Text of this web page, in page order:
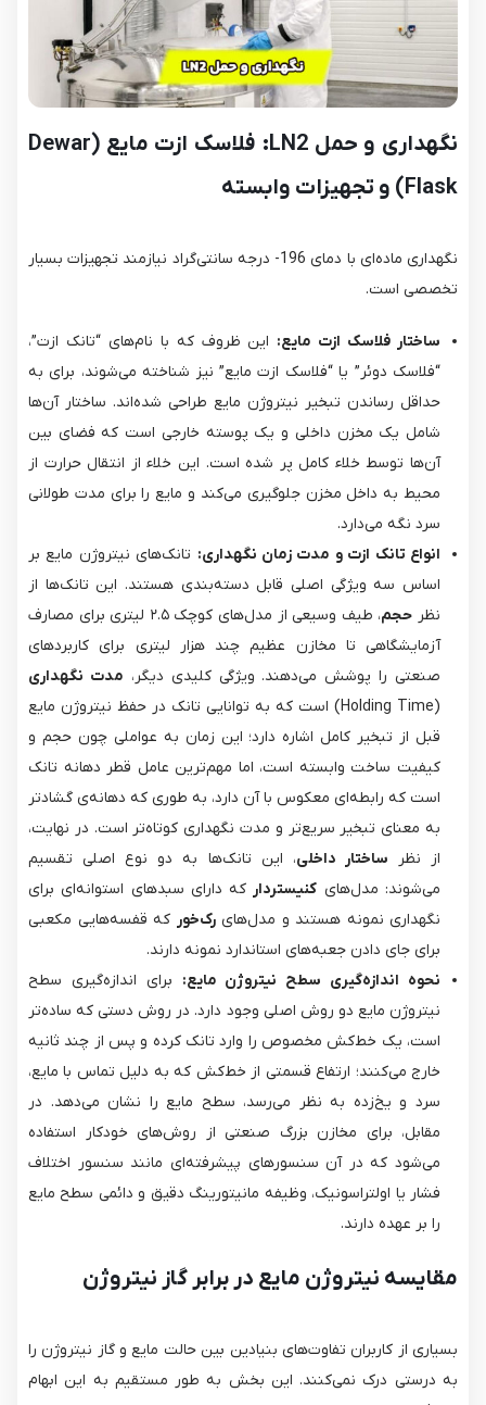
نگهداری و حمل LN2: فلاسک ازت مایع (Dewar
Flask) و تجهیزات وابسته
نگهداری ماده‌ای با دمای 196- درجه سانتی‌گراد نیازمند تجهیزات بسیار
تخصصی است.
ساختار فلاسک ازت مایع: این ظروف که با نام‌های “تانک ازت”،
“فلاسک دوئر” یا “فلاسک ازت مایع” نیز شناخته می‌شوند، برای به
حداقل رساندن تبخیر نیتروژن مایع طراحی شده‌اند. ساختار آن‌ها
شامل یک مخزن داخلی و یک پوسته خارجی است که فضای بین
آن‌ها توسط خلاء کامل پر شده است. این خلاء از انتقال حرارت از
محیط به داخل مخزن جلوگیری می‌کند و مایع را برای مدت طولانی
سرد نگه می‌دارد.
انواع تانک ازت و مدت زمان نگهداری: تانک‌های نیتروژن مایع بر
اساس سه ویژگی اصلی قابل دسته‌بندی هستند. این تانک‌ها از
نظر حجم
، طیف وسیعی از مدل‌های کوچک ۲.۵ لیتری برای مصارف
آزمایشگاهی تا مخازن عظیم چند هزار لیتری برای کاربردهای
صنعتی را پوشش می‌دهند. ویژگی کلیدی دیگر، مدت نگهداری
(Holding Time) است که به توانایی تانک در حفظ نیتروژن مایع
قبل از تبخیر کامل اشاره دارد؛ این زمان به عواملی چون حجم و
کیفیت ساخت وابسته است، اما مهم‌ترین عامل قطر دهانه تانک
است که رابطه‌ای معکوس با آن دارد، به طوری که دهانه‌ی گشادتر
به معنای تبخیر سریع‌تر و مدت نگهداری کوتاه‌تر است. در نهایت،
از نظر ساختار داخلی، این تانک‌ها به دو نوع اصلی تقسیم
می‌شوند: مدل‌های کنیستردار که دارای سبدهای استوانه‌ای برای
نگهداری نمونه هستند و مدل‌هایرک‌خور که قفسه‌هایی مکعبی
برای جای دادن جعبه‌های استاندارد نمونه دارند.
نحوه اندازه‌گیری سطح نیتروژن مایع: برای اندازه‌گیری سطح
نیتروژن مایع دو روش اصلی وجود دارد. در روش دستی که ساده‌تر
است، یک خط‌کش مخصوص را وارد تانک کرده و پس از چند ثانیه
خارج می‌کنند؛ ارتفاع قسمتی از خط‌کش که به دلیل تماس با مایع،
سرد و یخ‌زده به نظر می‌رسد، سطح مایع را نشان می‌دهد. در
مقابل، برای مخازن بزرگ صنعتی از روش‌های خودکار استفاده
می‌شود که در آن سنسورهای پیشرفته‌ای مانند سنسور اختلاف
فشار یا اولتراسونیک، وظیفه مانیتورینگ دقیق و دائمی سطح مایع
را بر عهده دارند.
مقایسه نیتروژن مایع در برابر گاز نیتروژن
بسیاری از کاربران تفاوت‌های بنیادین بین حالت مایع و گاز نیتروژن را
به درستی درک نمی‌کنند. این بخش به طور مستقیم به این ابهام